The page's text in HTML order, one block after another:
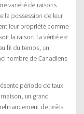
variété de raisons.
la possession de leur
leur propriété comme
la raison, la vérité est
fil du temps, un
nombre de Canadiens
période de taux
un grand
de prêts